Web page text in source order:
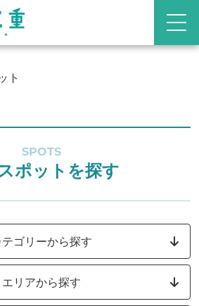
ト
SPOTS
ポットを探す
テゴリーから探す
エリアから探す